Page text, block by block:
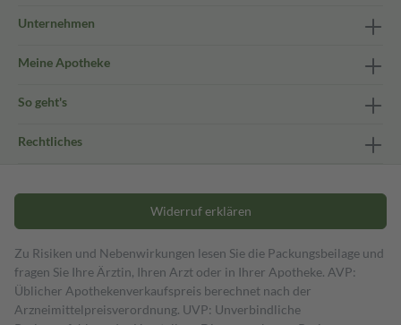
Unternehmen
Meine Apotheke
So geht's
Rechtliches
Widerruf erklären
Zu Risiken und Nebenwirkungen lesen Sie die Packungsbeilage und
fragen Sie Ihre Ärztin, Ihren Arzt oder in Ihrer Apotheke. AVP:
Üblicher Apothekenverkaufspreis berechnet nach der
Arzneimittelpreisverordnung. UVP: Unverbindliche